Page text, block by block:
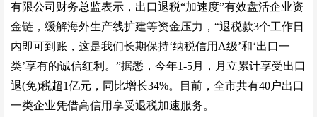
有限公司财务总监表示，出口退税“加速度”有效盘活企业资
金链，缓解海外生产线扩建等资金压力，“退税款3个工作日
内即可到账，这是我们长期保持‘纳税信用A级’和‘出口一
类’享有的诚信红利。”据悉，今年1-5月，月立累计享受出口
退(免)税超1亿元，同比增长34%。目前，全市共有40户出口
一类企业凭借高信用享受退税加速服务。